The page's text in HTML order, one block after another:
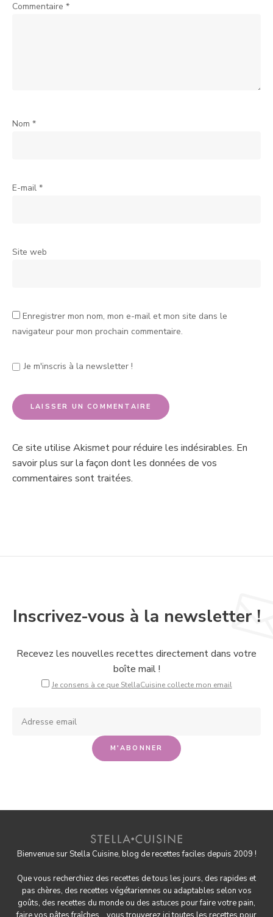
Commentaire *
Nom *
E-mail *
Site web
Enregistrer mon nom, mon e-mail et mon site dans le
navigateur pour mon prochain commentaire.
Je m'inscris à la newsletter !
Ce site utilise Akismet pour réduire les indésirables. En
savoir plus sur la façon dont les données de vos
commentaires sont traitées.
Inscrivez-vous à la newsletter !
Recevez les nouvelles recettes directement dans votre
boîte mail !
Je consens à ce que StellaCuisine collecte mon email
Bienvenue sur Stella Cuisine, blog de recettes faciles depuis 2009 !
Que vous recherchiez des recettes de tous les jours, des rapides et
pas chères, des recettes végétariennes ou adaptables selon vos
goûts, des recettes du monde ou des astuces pourfaire votre pain,